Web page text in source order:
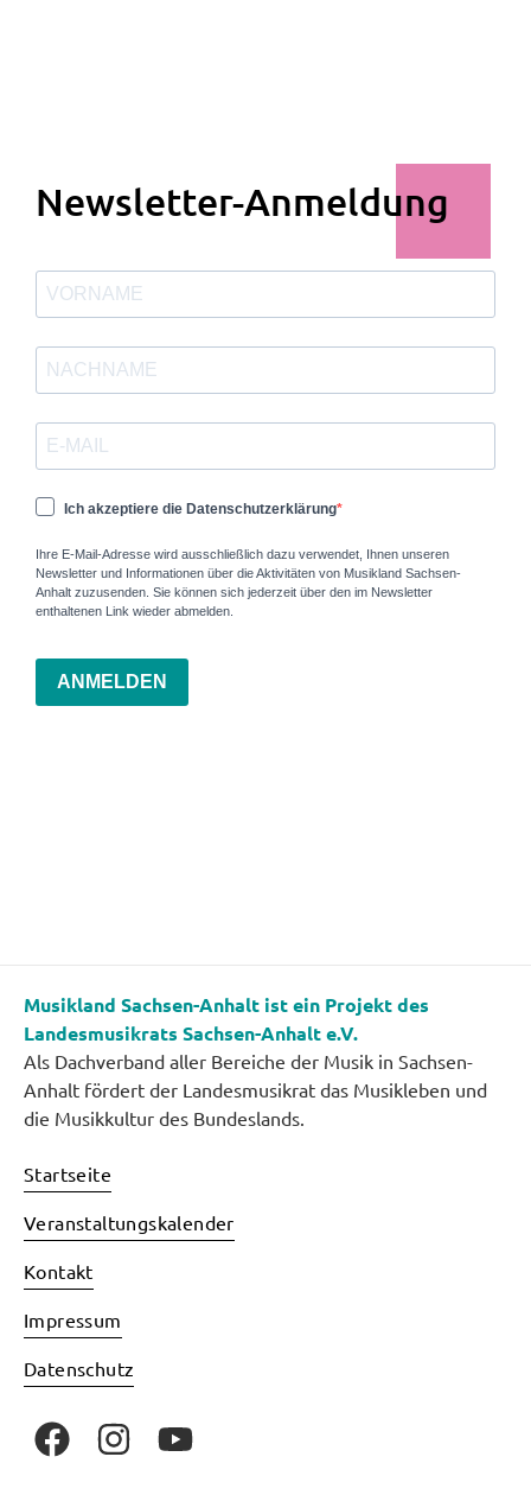
Newsletter-Anmeldung
Ich akzeptiere die Datenschutzerklärung
Ihre E-Mail-Adresse wird ausschließlich dazu verwendet, Ihnen unseren
Newsletter und Informationen über die Aktivitäten von Musikland Sachsen-
Anhalt zuzusenden. Sie können sich jederzeit über den im Newsletter
enthaltenen Link wieder abmelden.
ANMELDEN
Musikland Sachsen-Anhalt ist ein Projekt des
Landesmusikrats Sachsen-Anhalt e.V.
Als Dachverband aller Bereiche der Musik in Sachsen-
Anhalt fördert der Landesmusikrat das Musikleben und
die Musikkultur des Bundeslands.
Startseite
Veranstaltungskalender
Kontakt
Impressum
Datenschutz